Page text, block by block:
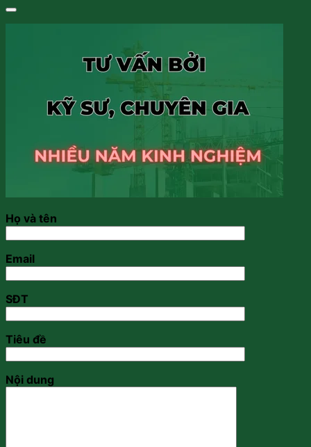
Họ và tên
Email
SĐT
Tiêu đề
Nội dung